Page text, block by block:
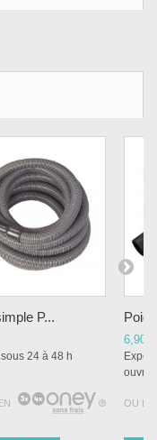
P...
24 à 48 h
6,90 €
OU